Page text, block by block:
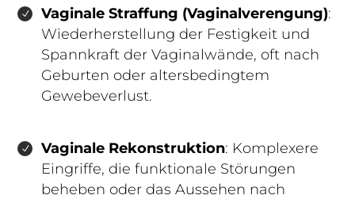
Vaginale Straffung (Vaginalverengung):
Wiederherstellung der Festigkeit und
Spannkraft der Vaginalwände, oft nach
Geburten oder altersbedingtem
Gewebeverlust.
Vaginale Rekonstruktion: Komplexere
Eingriffe, die funktionale Störungen
beheben oder das Aussehen nach